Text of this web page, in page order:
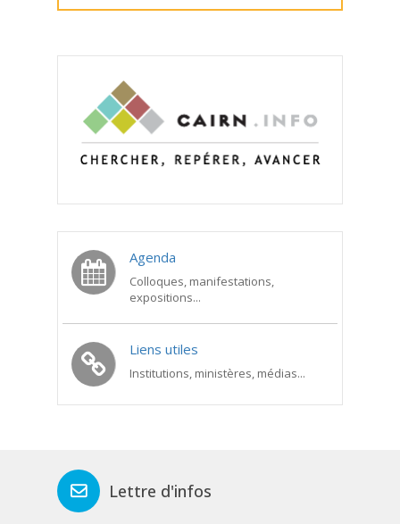
Agenda
Colloques, manifestations,
expositions...
Liens utiles
Institutions, ministères, médias...
Lettre d'infos